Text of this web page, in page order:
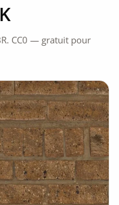
CC0 — gratuit pour